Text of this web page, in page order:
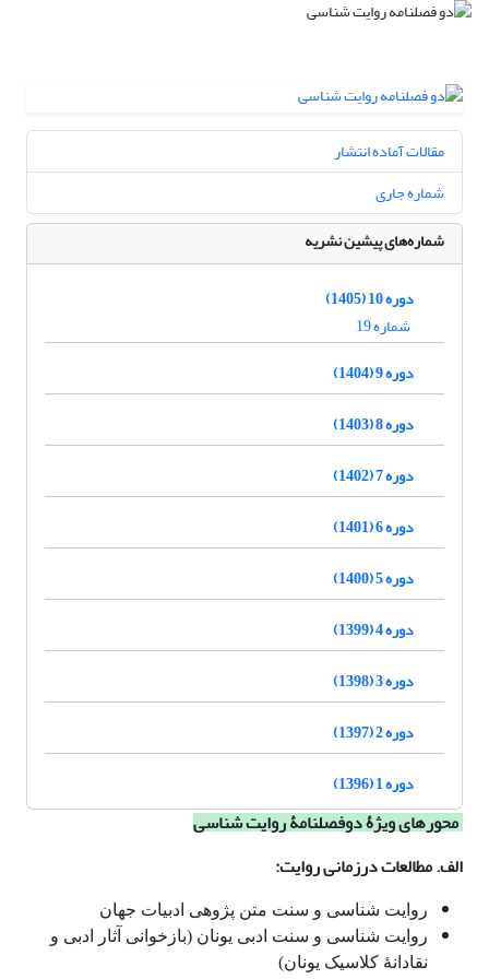
مقالات آماده انتشار
شماره جاری
شماره‌های پیشین نشریه
دوره 10 (1405)
شماره 19
دوره 9 (1404)
دوره 8 (1403)
دوره 7 (1402)
دوره 6 (1401)
دوره 5 (1400)
دوره 4 (1399)
دوره 3 (1398)
دوره 2 (1397)
دوره 1 (1396)
محورهای ویژۀ دوفصلنامۀ روایت شناسی
الف. مطالعات درزمانی روایت:
روایت شناسی و سنت متن پژوهی ادبیات جهان
روایت شناسی و سنت ادبی یونان (بازخوانی آثار ادبی و
نقادانۀ کلاسیک یونان)